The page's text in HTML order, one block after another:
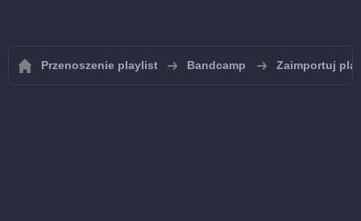
Przenoszenie playlist Bandcamp Zaimportuj